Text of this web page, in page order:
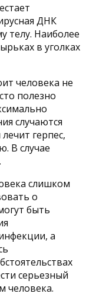
ДНК
телу. Наиболее
в уголках
человека не
полезно
случаются
герпес,
В случае
слишком
о
быть
а
серьезный
человека.